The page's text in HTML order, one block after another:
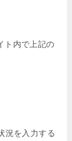
ト内で上記の
況を入力する